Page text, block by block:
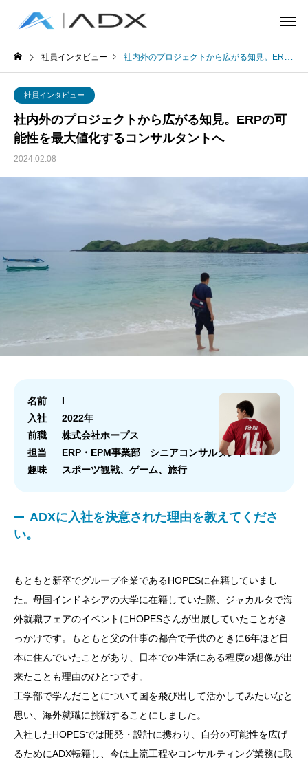
社員インタビュー 社内外のプロジェクトから広がる知見。ERPの可能性を最大値化するコンサルタントへ
社員インタビュー
社内外のプロジェクトから広がる知見。ERPの可
能性を最大値化するコンサルタントへ
2024.02.08
名前
I
入社
2022年
前職
株式会社ホープス
担当
ERP・EPM事業部 シニアコンサルタント
趣味
スポーツ観戦、ゲーム、旅行
ADXに入社を決意された理由を教えてくださ
い。
もともと新卒でグループ企業であるHOPESに在籍していまし
た。母国インドネシアの大学に在籍していた際、ジャカルタで海
外就職フェアのイベントにHOPESさんが出展していたことがき
っかけです。もともと父の仕事の都合で子供のときに6年ほど日
本に住んでいたことがあり、日本での生活にある程度の想像が出
来たことも理由のひとつです。
工学部で学んだことについて国を飛び出して活かしてみたいなと
思い、海外就職に挑戦することにしました。
入社したHOPESでは開発・設計に携わり、自分の可能性を広げ
るためにADX転籍し、今は上流工程やコンサルティング業務に取